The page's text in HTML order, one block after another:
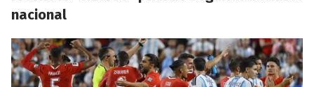
nacional